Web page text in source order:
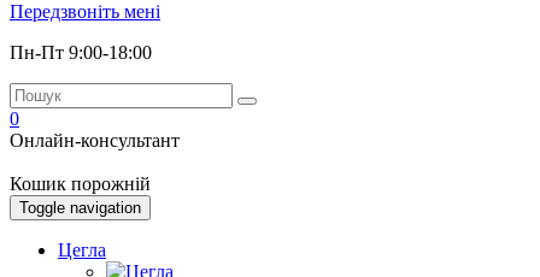
Передзвоніть мені
Пн-Пт 9:00-18:00
0
Онлайн-консультант
Кошик порожній
Toggle navigation
Цегла